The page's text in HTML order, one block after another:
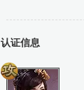
认证信息